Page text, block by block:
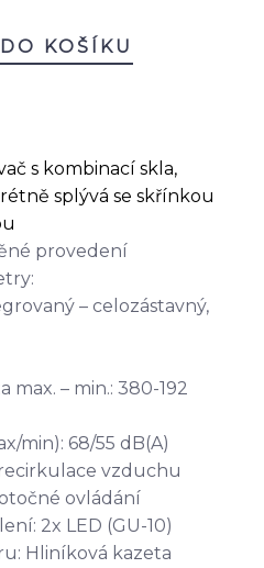
KOŠÍKU
s kombinací skla,
splývá se skřínkou
provedení
– celozástavný,
max. – min.: 380-192
min): 68/55 dB(A)
vzduchu
ovládání
2x LED (GU-10)
Hliníková kazeta